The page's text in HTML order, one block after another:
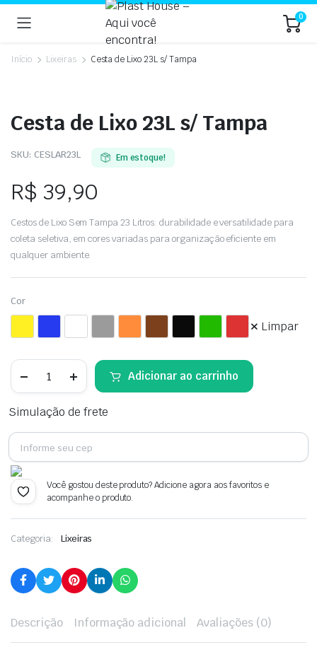
0
Início Lixeiras Cesta de Lixo 23L s/ Tampa
Cesta de Lixo 23L s/ Tampa
SKU: CESLAR23L Em estoque!
R$ 39,90
Cestos de Lixo Sem Tampa 23 Litros: durabilidade e versatilidade para
coleta seletiva, em cores variadas para organização eficiente em
qualquer ambiente.
Cor
Limpar
s/
Adicionar ao carrinho
Simulação de frete
Você gostou deste produto? Adicione agora aos favoritos e
acompanhe o produto.
Categoria: Lixeiras
Descrição Informação adicional Avaliações (0)